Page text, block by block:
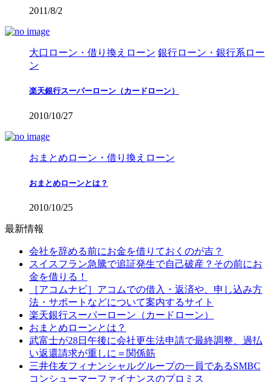
2011/8/2
大口ローン・借り換えローン 銀行ローン・銀行系ロー
ン
楽天銀行スーパーローン（カードローン）
2010/10/27
おまとめローン・借り換えローン
おまとめローンとは？
2010/10/25
最新情報
会社を辞める前にお金を借りておくのが吉？
スイスフラン急騰で追証発生で自己破産？その前にお
金を借りる！
［アコムナビ］アコムでの借入・返済や、申し込み方
法・サポートなどについて案内するサイト
楽天銀行スーパーローン（カードローン）
おまとめローンとは？
武富士が28日午後に会社更生法申請で最終調整、過払
い返還請求が重しに＝関係筋
三井住友フィナンシャルグループの一員であるSMBC
コンシューマーファイナンスのプロミス